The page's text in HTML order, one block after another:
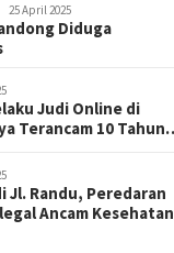
25 April 2025
Diduga
Judi Online di
Terancam 10 Tahun
Jl. Randu, Peredaran
Ancam Kesehatan